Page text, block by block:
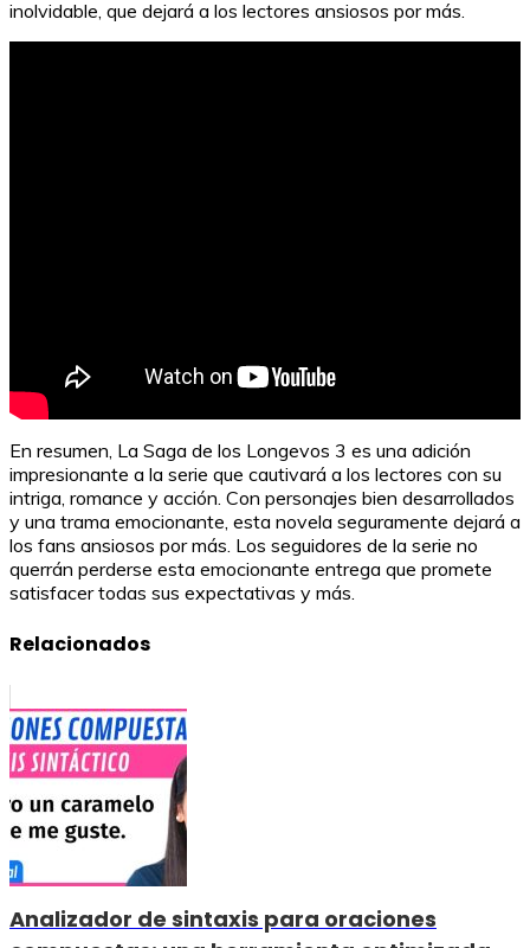
inolvidable, que dejará a los lectores ansiosos por más.
En resumen, La Saga de los Longevos 3 es una adición
impresionante a la serie que cautivará a los lectores con su
intriga, romance y acción. Con personajes bien desarrollados
y una trama emocionante, esta novela seguramente dejará a
los fans ansiosos por más. Los seguidores de la serie no
querrán perderse esta emocionante entrega que promete
satisfacer todas sus expectativas y más.
Relacionados
Analizador de sintaxis para oraciones